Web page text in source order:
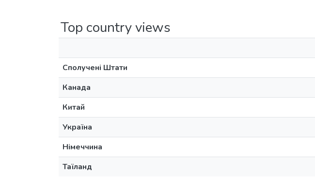
Top country views
Сполучені Штати
Канада
Китай
Україна
Німеччина
Таїланд